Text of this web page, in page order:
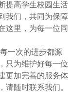
提高学生校园生活
我们，共同为保障
这里，为每一位同
一次的进步都源
只为维护好每一位
更加完善的服务体
请随时联系我们。